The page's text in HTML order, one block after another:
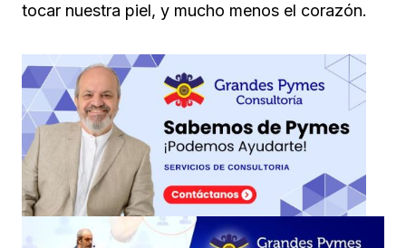
tocar nuestra piel, y mucho menos el corazón.